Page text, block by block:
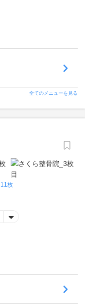
全てのメニューを見る
11枚